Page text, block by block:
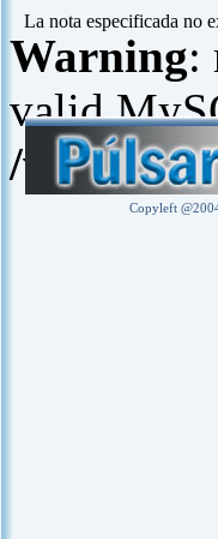
Warning:
valid
/www/
La nota especificada no
Copyleft